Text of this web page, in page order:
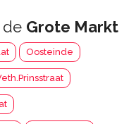
Grote Markt
Oosteinde